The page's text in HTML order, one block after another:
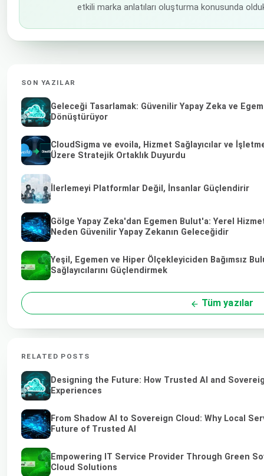
etkili marka anlatıları oluşturma konusunda
SON YAZILAR
Geleceği Tasarlamak: Güvenilir Yapay Zeka ve
Dönüştürüyor
CloudSigma ve evoila, Hizmet Sağlayıcılar ve
Üzere Stratejik Ortaklık Duyurdu
İlerlemeyi Platformlar Değil, İnsanlar Güçlendirir
Gölge Yapay Zeka'dan Egemen Bulut'a: Yerel
Neden Güvenilir Yapay Zekanın Geleceğidir
Yeşil, Egemen ve Hiper Ölçekleyiciden Bağımsız
Sağlayıcılarını Güçlendirmek
Tüm yazılar
RELATED POSTS
Designing the Future: How Trusted AI and
Experiences
From Shadow AI to Sovereign Cloud: Why Local
Future of Trusted AI
Empowering IT Service Provider Through Green
Cloud Solutions